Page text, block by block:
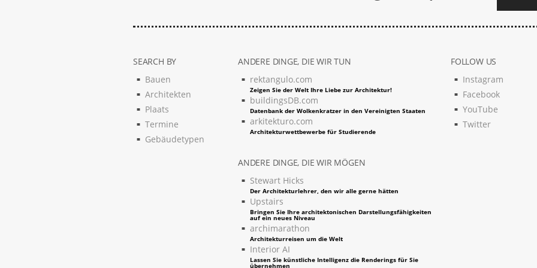
SEARCH BY
Bauen
Architekten
Plaats
Termine
Gebäudetypen
ANDERE DINGE, DIE WIR TUN
rektangulo.com
Zeigen Sie der Welt Ihre Liebe zur Architektur!
buildingsDB.com
Datenbank der Wolkenkratzer in den Vereinigten Staaten
arkitekturo.com
Architekturwettbewerbe für Studierende
ANDERE DINGE, DIE WIR MÖGEN
Stewart Hicks
Der Architekturlehrer, den wir alle gerne hätten
Upstairs
Bringen Sie Ihre architektonischen Darstellungsfähigkeiten
auf ein neues Niveau
archimarathon
Architekturreisen um die Welt
Interior AI
Lassen Sie künstliche Intelligenz die Renderings für Sie
übernehmen
FOLLOW US
Instagram
Facebook
YouTube
Twitter